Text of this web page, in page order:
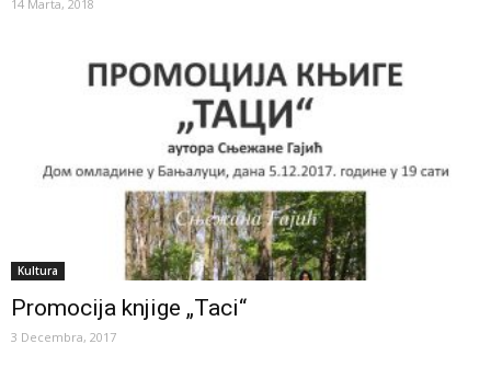
14 Marta, 2018
Kultura
Promocija knjige „Taci“
3 Decembra, 2017